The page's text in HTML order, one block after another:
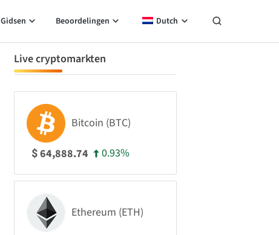
Gidsen Beoordelingen Dutch
Live cryptomarkten
Bitcoin (BTC)
$64,888.74 0.93%
Ethereum (ETH)